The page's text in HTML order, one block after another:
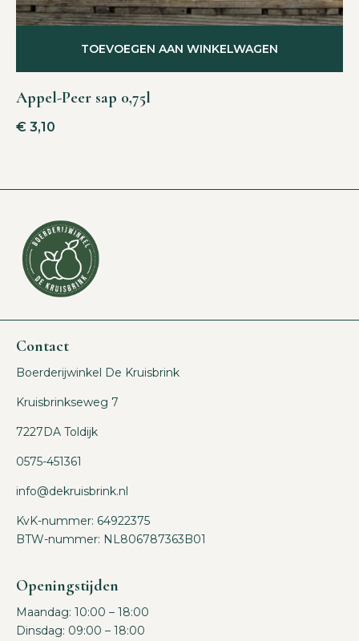
Appel-Peer sap 0,75l
€ 3,10
TOEVOEGEN AAN WINKELWAGEN
Contact
Boerderijwinkel De Kruisbrink
Kruisbrinkseweg 7
7227DA Toldijk
0575-451361
info@dekruisbrink.nl
KvK-nummer: 64922375
BTW-nummer: NL806787363B01
Openingstijden
Maandag: 10:00 – 18:00
Dinsdag: 09:00 – 18:00